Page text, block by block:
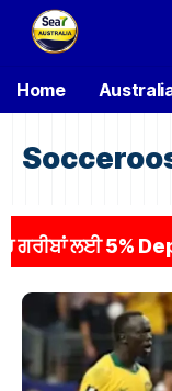
Home
ਲਈ 5%